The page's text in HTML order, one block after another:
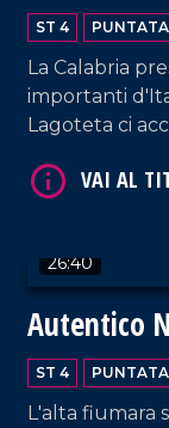
ST 4 PUNTATA
La Calabria
importanti d'Italia
Lagoteta ci
primario e
passato e
il progresso.
26:40
Autentico
ST 4 PUNTATA
L'alta fiumara
VAI AL TITOLO
VAI AL TITOLO